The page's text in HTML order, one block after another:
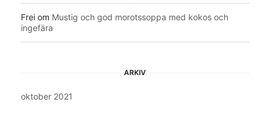
Frei om Mustig och god morotssoppa med kokos och
ingefära
ARKIV
oktober 2021